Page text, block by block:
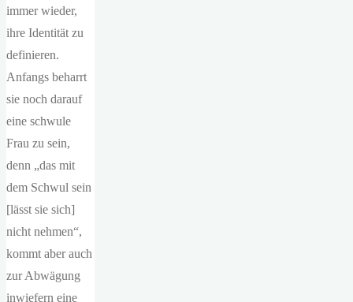
immer wieder,
ihre Identität zu
definieren.
Anfangs beharrt
sie noch darauf
eine schwule
Frau zu sein,
denn „das mit
dem Schwul sein
[lässt sie sich]
nicht nehmen“,
kommt aber auch
zur Abwägung
inwiefern eine